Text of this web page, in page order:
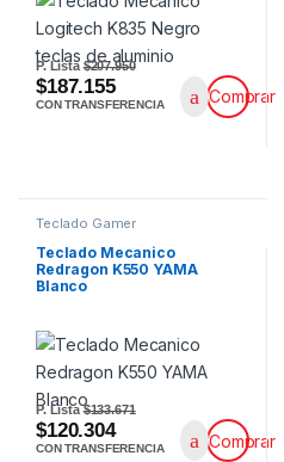
P. Lista$207.950
$187.155
CON TRANSFERENCIA Comprar
Teclado Gamer
Teclado Mecanico
Redragon K550 YAMA
Blanco
P. Lista$133.671
$120.304
CON TRANSFERENCIA Comprar